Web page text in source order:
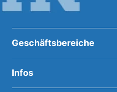
Geschäftsbereiche
Infos